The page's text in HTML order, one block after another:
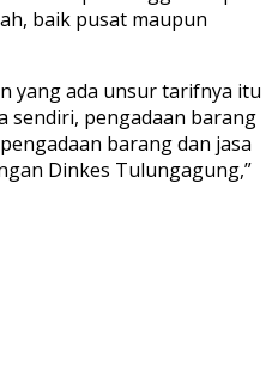
baik pusat maupun
yang ada unsur tarifnya itu
sendiri, pengadaan barang
barang dan jasa
Dinkes Tulungagung,”